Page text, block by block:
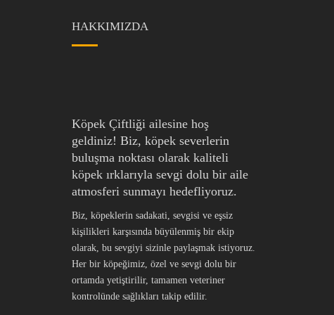
HAKKIMIZDA
Köpek Çiftliği ailesine hoş
geldiniz! Biz, köpek severlerin
buluşma noktası olarak kaliteli
köpek ırklarıyla sevgi dolu bir aile
atmosferi sunmayı hedefliyoruz.
Biz, köpeklerin sadakati, sevgisi ve eşsiz
kişilikleri karşısında büyülenmiş bir ekip
olarak, bu sevgiyi sizinle paylaşmak istiyoruz.
Her bir köpeğimiz, özel ve sevgi dolu bir
ortamda yetiştirilir, tamamen veteriner
kontrolünde sağlıkları takip edilir.